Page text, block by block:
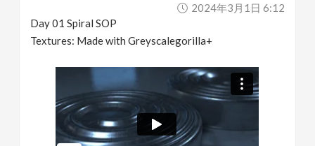
2024年3月1日 6:12
Day 01 Spiral SOP
Textures: Made with Greyscalegorilla+